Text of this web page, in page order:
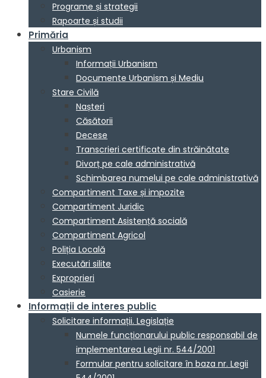
Programe și strategii
Rapoarte și studii
Primăria
Urbanism
Informații Urbanism
Documente Urbanism și Mediu
Stare Civilă
Nașteri
Căsătorii
Decese
Transcrieri certificate din străinătate
Divorț pe cale administrativă
Schimbarea numelui pe cale administrativă
Compartiment Taxe și impozite
Compartiment Juridic
Compartiment Asistență socială
Compartiment Agricol
Poliția Locală
Executări silite
Exproprieri
Casierie
Informații de interes public
Solicitare informații. Legislație
Numele funcționarului public responsabil de
implementarea Legii nr. 544/2001
Formular pentru solicitare în baza nr. Legii